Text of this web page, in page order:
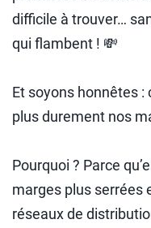
difficile à trouver…
qui flambent ! 💸
Et soyons honnêtes
plus durement nos
Pourquoi ? Parce
marges plus serrées
réseaux de